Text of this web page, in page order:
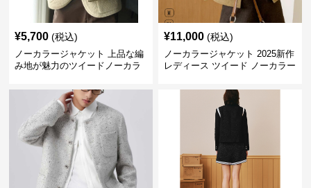
¥5,700 (税込)
ノーカラージャケット 上品な編
み地が魅力のツイードノーカラ
¥11,000 (税込)
ノーカラージャケット 2025新作
レディース ツイード ノーカラー